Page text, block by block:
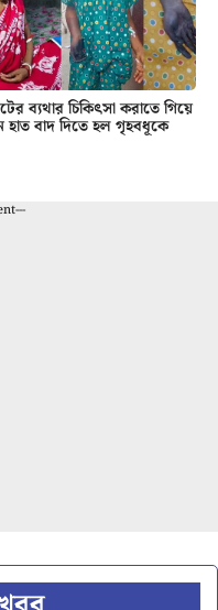
ব্যথার চিকিৎসা করাতে গিয়ে
হাত বাদ দিতে হল গৃহবধূকে